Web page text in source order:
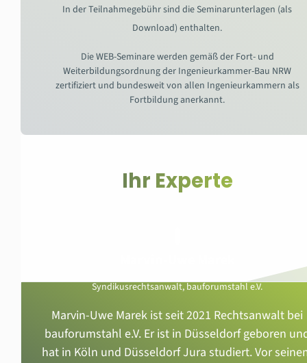
In der Teilnahmegebühr sind die Seminarunterlagen (als
Download) enthalten.
Die WEB-Seminare werden gemäß der Fort- und
Weiterbildungsordnung der Ingenieurkammer-Bau NRW
zertifiziert und bundesweit von allen Ingenieurkammern als
Fortbildung anerkannt.
Ihr Experte
Syndikusrechtsanwalt, bauforumstahl e.V.
Marvin-Uwe Marek ist seit 2021 Rechtsanwalt bei
bauforumstahl e.V. Er ist in Düsseldorf geboren
hat in Köln und Düsseldorf Jura studiert. Vor